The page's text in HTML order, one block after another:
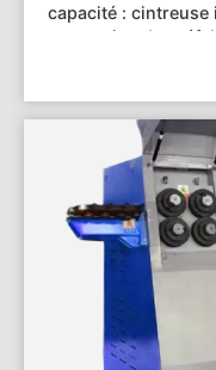
capacité : cintreuse
pour usine de